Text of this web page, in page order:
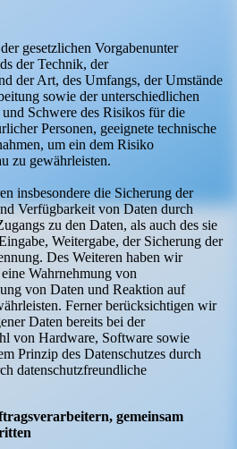
gesetzlichen Vorgabenunter
der Technik, der
der Art, des Umfangs, der Umstände
sowie der unterschiedlichen
Schwere des Risikos für die
Personen, geeignete technische
um ein dem Risiko
zu gewährleisten.
insbesondere die Sicherung der
Verfügbarkeit von Daten durch
zu den Daten, als auch des sie
Weitergabe, der Sicherung der
Des Weiteren haben wir
Wahrnehmung von
von Daten und Reaktion auf
Ferner berücksichtigen wir
Daten bereits bei der
von Hardware, Software sowie
Prinzip des Datenschutzes durch
datenschutzfreundliche
gemeinsam